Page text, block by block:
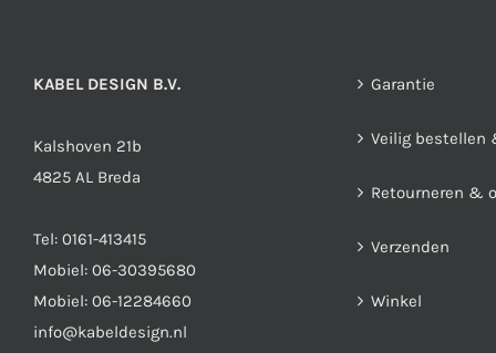
KABEL DESIGN B.V.
Kalshoven 21b
4825 AL Breda
Tel: 0161-413415
Mobiel: 06-30395680
Mobiel: 06-12284660
info@kabeldesign.nl
Garantie
Veilig bestellen
Retourneren &
Verzenden
Winkel